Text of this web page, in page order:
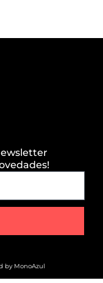
by MonoAzul